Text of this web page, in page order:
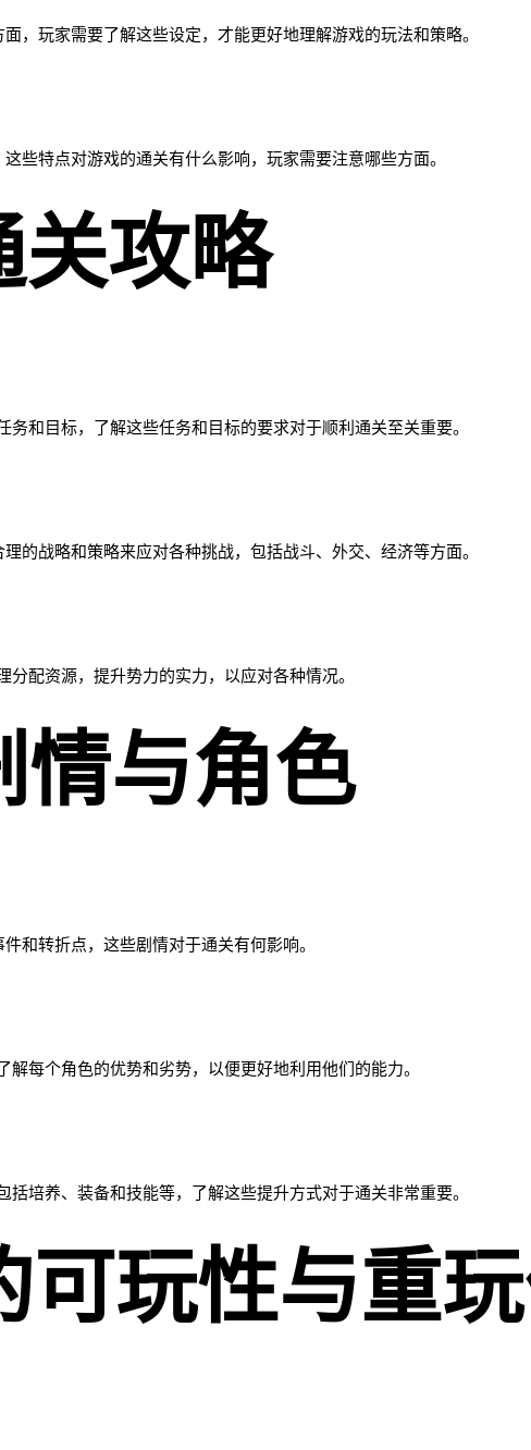
，玩家需要了解这些设定，才能更好地理解游戏的玩法和策略。
些特点对游戏的通关有什么影响，玩家需要注意哪些方面。
关攻略
和目标，了解这些任务和目标的要求对于顺利通关至关重要。
的战略和策略来应对各种挑战，包括战斗、外交、经济等方面。
配资源，提升势力的实力，以应对各种情况。
情与角色
和转折点，这些剧情对于通关有何影响。
每个角色的优势和劣势，以便更好地利用他们的能力。
培养、装备和技能等，了解这些提升方式对于通关非常重要。
可玩性与重